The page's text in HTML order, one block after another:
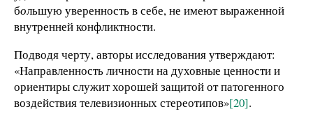
большую уверенность в себе, не имеют выраженной
внутренней конфликтности.
Подводя черту, авторы исследования утверждают:
«Направленность личности на духовные ценности и
ориентиры служит хорошей защитой от патогенного
воздействия телевизионных стереотипов»[20].